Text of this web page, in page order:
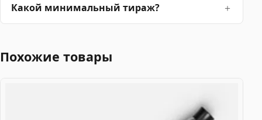
Какой минимальный тираж?
Похожие товары